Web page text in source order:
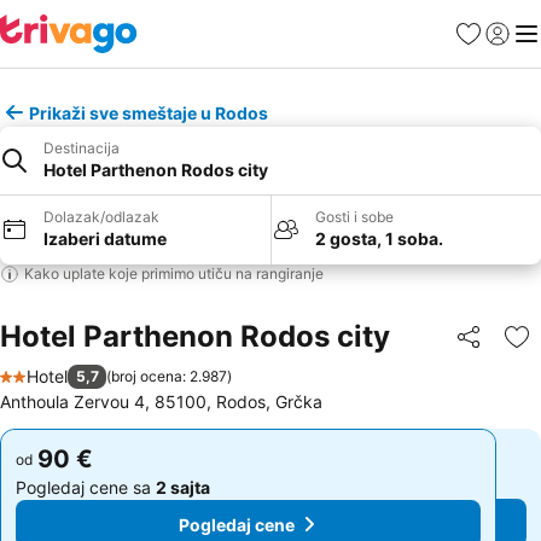
FavoritiPrijavi
Prikaži sve smeštaje u Rodos
Destinacija
Hotel Parthenon Rodos city
Dolazak/odlazak
Izaberi datume
Gosti i sobe
2 gosta, 1 soba.
Kako uplate koje primimo utiču na rangiranje
Hotel Parthenon Rodos city Deli
2 Zvezdice
Hotel 5,7 (broj ocena: 2.987)
Anthoula Zervou 4, 85100, Rodos, Grčka
od 90 €
Pogledaj cene sa 2 sajta
Pogledaj cene
od 90 €
Pogledaj cene sa 2 sajta
Pogledaj cene